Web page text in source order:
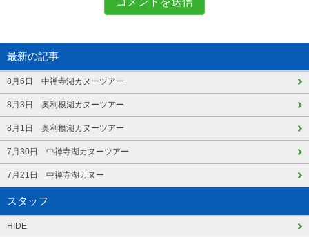
最新の記事
8月6日 中禅寺湖カヌーツアー
8月3日 奥利根湖カヌーツアー
8月1日 奥利根湖カヌーツアー
7月30日 中禅寺湖カヌーツアー
7月21日 中禅寺湖カヌー
スタッフ
HIDE